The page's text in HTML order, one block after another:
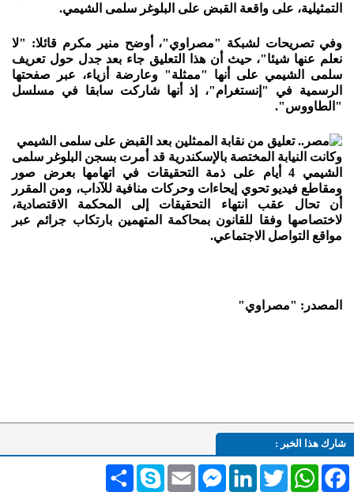
التمثيلية، على واقعة القبض على البلوغر سلمى الشيمي.
وفي تصريحات لشبكة "مصراوي"، أوضح منير مكرم قائلا: "لا
نعلم عنها شيئا"، حيث أن هذا التعليق جاء بعد جدل حول تعريف
سلمى الشيمي على أنها "ممثلة" وعارضة أزياء، عبر صفحتها
الرسمية في "إنستغرام"، إذ أنها شاركت سابقا في مسلسل
"الطاووس".
وكانت النيابة المختصة بالإسكندرية قد أمرت بسجن البلوغر سلمى
الشيمي 4 أيام على ذمة التحقيقات في اتهامها بعرض صور
ومقاطع فيديو تحوي إيحاءات وحركات منافية للآداب، ومن المقرر
أن تحال عقب انتهاء التحقيقات إلى المحكمة الاقتصادية،
لاختصاصها وفقا للقانون بمحاكمة المتهمين بارتكاب جرائم عبر
مواقع التواصل الاجتماعي.
المصدر: "مصراوي"
شارك هذا الخبر :
انشر Skype Email
MessengerLinkedInTwitterWhatsAppFacebook